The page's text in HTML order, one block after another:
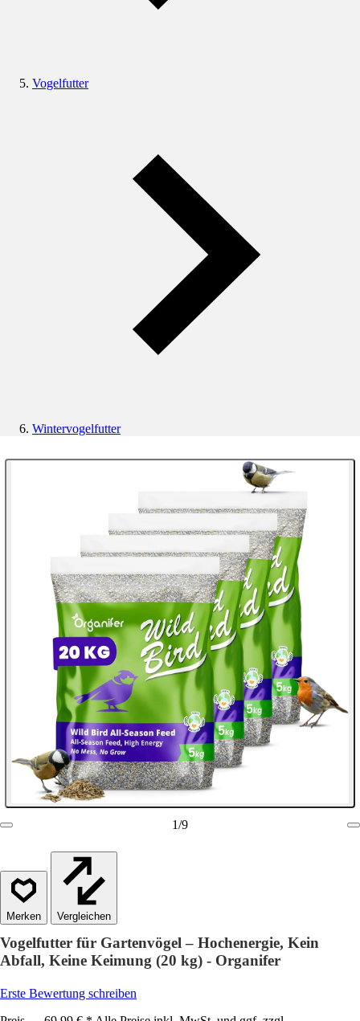
Vogelfutter
Wintervogelfutter
1/9
Vergleichen
Vogelfutter für Gartenvögel – Hochenergie, Kein
Abfall, Keine Keimung (20 kg) - Organifer
Erste Bewertung schreiben